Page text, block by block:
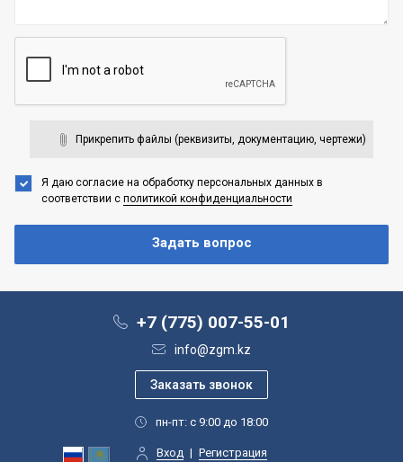
Прикрепить файлы (реквизиты, документацию, чертежи)
Я даю согласие на обработку персональных данных в
соответствии с политикой конфиденциальности
+7 (775) 007-55-01
info@zgm.kz
пн-пт: с 9:00 до 18:00
Вход | Регистрация